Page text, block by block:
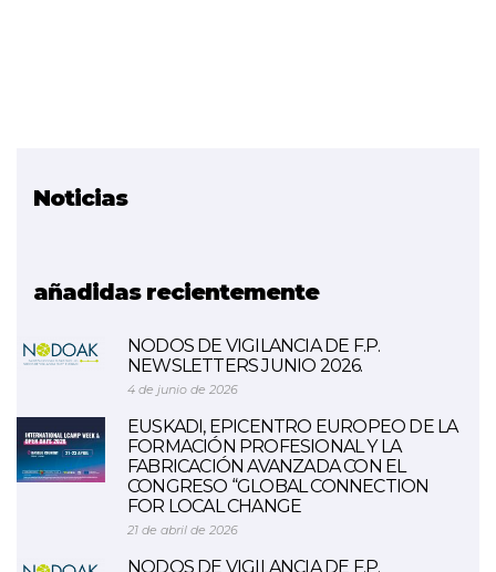
Noticias
añadidas recientemente
NODOS DE VIGILANCIA DE F.P.
NEWSLETTERS JUNIO 2026.
4 de junio de 2026
EUSKADI, EPICENTRO EUROPEO DE LA
FORMACIÓN PROFESIONAL Y LA
FABRICACIÓN AVANZADA CON EL
CONGRESO “GLOBAL CONNECTION
FOR LOCAL CHANGE
21 de abril de 2026
NODOS DE VIGILANCIA DE F.P.